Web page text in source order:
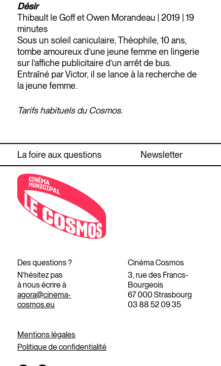
Désir
Thibault le Goff et Owen Morandeau | 2019 | 19
minutes
Sous un soleil caniculaire, Théophile, 10 ans,
tombe amoureux d’une jeune femme en lingerie
sur l’affiche publicitaire d’un arrêt de bus.
Entraîné par Victor, il se lance à la recherche de
la jeune femme.
Tarifs habituels du Cosmos.
La foire aux questions Newsletter
Des questions ?
N’hésitez pas
à nous écrire à
agora@cinema-
cosmos.eu
Cinéma Cosmos
3, rue des Francs-
Bourgeois
67 000 Strasbourg
03 88 52 09 35
Mentions légales
Politique de confidentialité